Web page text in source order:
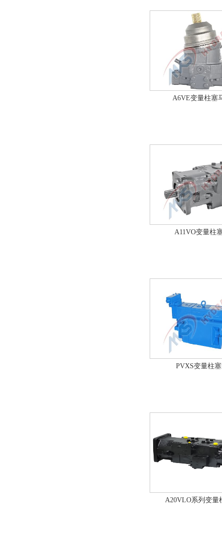
A6VE变量柱塞
A11VO变量柱
PVXS变量柱
A20VLO系列变量